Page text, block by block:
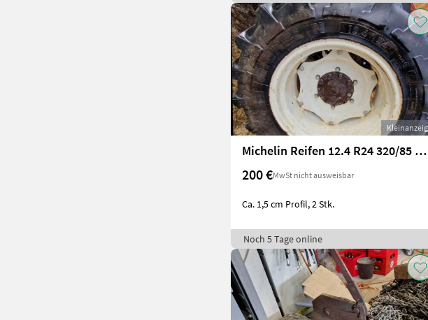
Michelin Reifen 12.4 R24 320/85 R24
200 €MwSt nicht ausweisbar
Ca. 1,5 cm Profil, 2 Stk.
Noch 5 Tage online